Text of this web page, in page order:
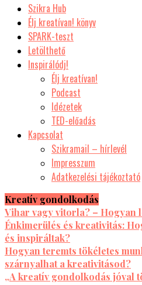
Szikra Hub
Élj kreatívan! könyv
SPARK-teszt
Letölthető
Inspirálódj!
Élj kreatívan!
Podcast
Idézetek
TED-előadás
Kapcsolat
Szikramail – hírlevél
Impresszum
Adatkezelési tájékoztató
Kreatív gondolkodás
Vihar vagy vitorla? – Hogyan
Énkimerülés és kreativitás:
és inspiráltak?
Hogyan teremts tökéletes
szárnyalhat a kreativitásod?
„A kreatív gondolkodás jóval